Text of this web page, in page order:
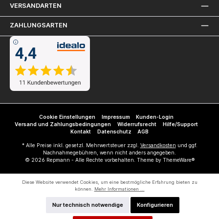
VERSANDARTEN
ZAHLUNGSARTEN
Cookie Einstellungen Impressum
Kunden-Login
Versand und Zahlungsbedingungen
Widerrufsrecht
Hilfe/Support
Kontakt
Datenschutz AGB
* Alle Preise inkl. gesetzl. Mehrwertsteuer zzgl. Versandkosten und ggf.
Nachnahmegebühren, wenn nicht anders angegeben.
© 2026 Repmann - Alle Rechte vorbehalten. Theme by ThemeWare®
Diese Website verwendet Cookies, um eine bestmögliche Erfahrung bieten zu
können.
Mehr Informationen ...
Nur technisch notwendige Konfigurieren